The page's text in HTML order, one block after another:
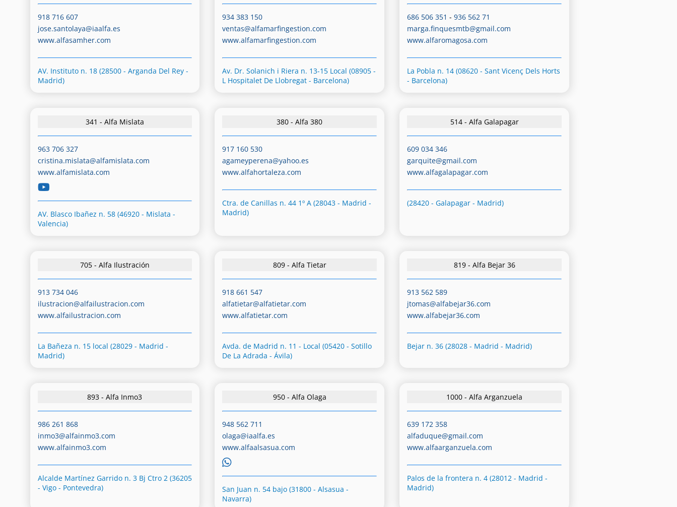
918 716 607
jose.santolaya@iaalfa.es
www.alfasamher.com
AV. Instituto n. 18 (28500 - Arganda Del Rey -
Madrid)
934 383 150
ventas@alfamarfingestion.com
www.alfamarfingestion.com
Av. Dr. Solanich i Riera n. 13-15 Local (08905 -
L Hospitalet De Llobregat - Barcelona)
686 506 351 -936 562 71
marga.finquesmtb@gmail.com
www.alfaromagosa.com
La Pobla n. 14 (08620 - Sant Vicenç Dels Horts
- Barcelona)
341 - Alfa Mislata
963 706 327
cristina.mislata@alfamislata.com
www.alfamislata.com
AV. Blasco Ibañez n. 58 (46920 - Mislata -
Valencia)
380 - Alfa 380
917 160 530
agameyperena@yahoo.es
www.alfahortaleza.com
Ctra. de Canillas n. 44 1º A (28043 - Madrid -
Madrid)
514 - Alfa Galapagar
609 034 346
garquite@gmail.com
www.alfagalapagar.com
(28420 - Galapagar - Madrid)
705 - Alfa Ilustración
913 734 046
ilustracion@alfailustracion.com
www.alfailustracion.com
La Bañeza n. 15 local (28029 - Madrid -
Madrid)
809 - Alfa Tietar
918 661 547
alfatietar@alfatietar.com
www.alfatietar.com
Avda. de Madrid n. 11 - Local (05420 - Sotillo
De La Adrada - Ávila)
819 - Alfa Bejar 36
913 562 589
jtomas@alfabejar36.com
www.alfabejar36.com
Bejar n. 36 (28028 - Madrid - Madrid)
893 - Alfa Inmo3
986 261 868
inmo3@alfainmo3.com
www.alfainmo3.com
Alcalde Martínez Garrido n. 3 Bj Ctro 2 (36205
- Vigo - Pontevedra)
950 - Alfa Olaga
948 562 711
olaga@iaalfa.es
www.alfaalsasua.com
San Juan n. 54 bajo (31800 - Alsasua -
Navarra)
1000 - Alfa Arganzuela
639 172 358
alfaduque@gmail.com
www.alfaarganzuela.com
Palos de la frontera n. 4 (28012 - Madrid -
Madrid)